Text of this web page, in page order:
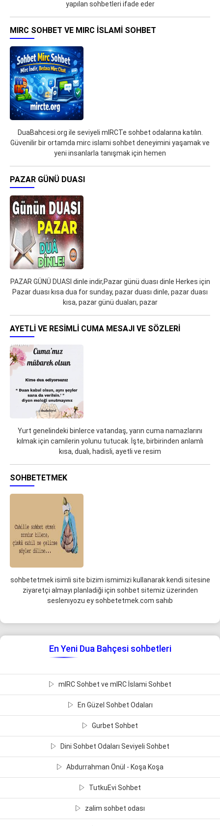
yapılan sohbetleri ifade eder
MIRC SOHBET VE MIRC İSLAMI SOHBET
DuaBahcesi.org ile seviyeli mIRCTe sohbet odalarına katılın.
Güvenilir bir ortamda mirc islami sohbet deneyimini yaşamak ve
yeni insanlarla tanışmak için hemen
PAZAR GÜNÜ DUASI
PAZAR GÜNÜ DUASI dinle indir,Pazar günü duası dinle Herkes için
Pazar duası kısa dua for sunday, pazar duası dinle, pazar duası
kısa, pazar günü duaları, pazar
AYETLI VE RESIMLI CUMA MESAJI VE SÖZLERI
Yurt genelindeki binlerce vatandaş, yarın cuma namazlarını
kılmak için camilerin yolunu tutucak. İşte, birbirinden anlamlı
kısa, dualı, hadisli, ayetli ve resim
SOHBETETMEK
sohbetetmek isimli site bizim ismimizi kullanarak kendi sitesine
ziyaretçi almayı planladiği için sohbet sitemiz üzerinden
seslenıyozu ey sohbetetmek.com sahıb
En Yeni Dua Bahçesi sohbetleri
mIRC Sohbet ve mIRC İslami Sohbet
En Güzel Sohbet Odaları
Gurbet Sohbet
Dini Sohbet Odaları Seviyeli Sohbet
Abdurrahman Önül - Koşa Koşa
TutkuEvi Sohbet
zalim sohbet odası